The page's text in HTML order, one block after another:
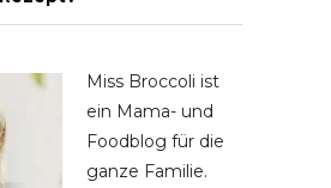
Miss Broccoli ist
ein Mama- und
Foodblog für die
ganze Familie.